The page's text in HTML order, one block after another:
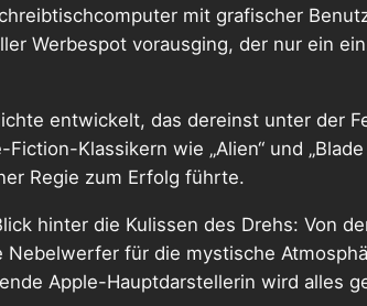
mit grafischer
Werbespot vorausging, der nur ein
entwickelt, das dereinst unter der
Klassikern wie „Alien“ und
Regie zum Erfolg führte.
hinter die Kulissen des Drehs: Von
für die mystische
Apple-Hauptdarstellerin wird alles